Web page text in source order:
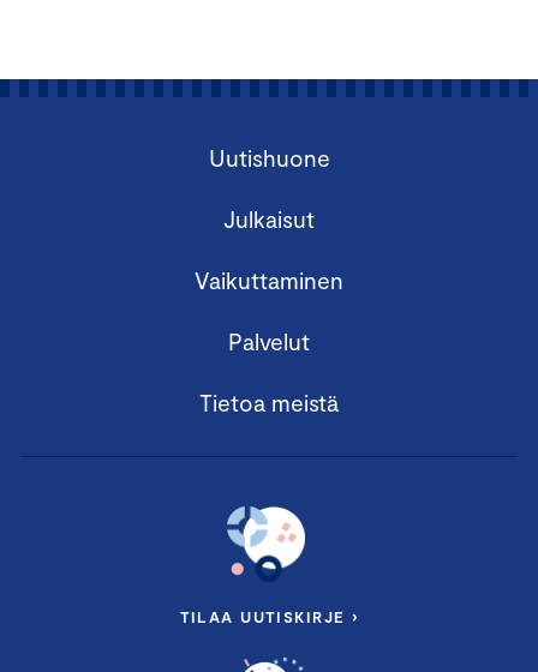
Uutishuone
Julkaisut
Vaikuttaminen
Palvelut
Tietoa meistä
TILAA UUTISKIRJE ›